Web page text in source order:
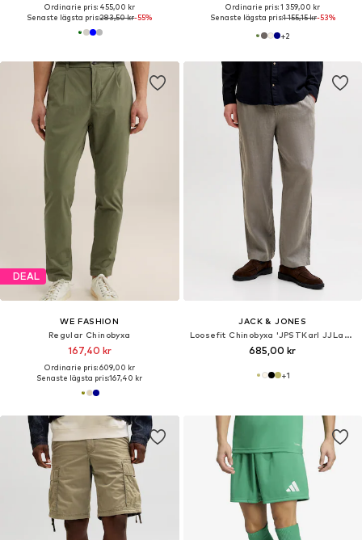
Ordinarie pris: 455,00 kr
Senaste lägsta pris:283,50 kr-55%
Ordinarie pris: 1 359,00 kr
Senaste lägsta pris:1 155,15 kr-53%
+2
DEAL
WE FASHION
Regular Chinobyxa
167,40 kr
Ordinarie pris: 609,00 kr
Senaste lägsta pris:167,40 kr
JACK & JONES
Loosefit Chinobyxa 'JPSTKarl JJLawrence'
685,00 kr
+1